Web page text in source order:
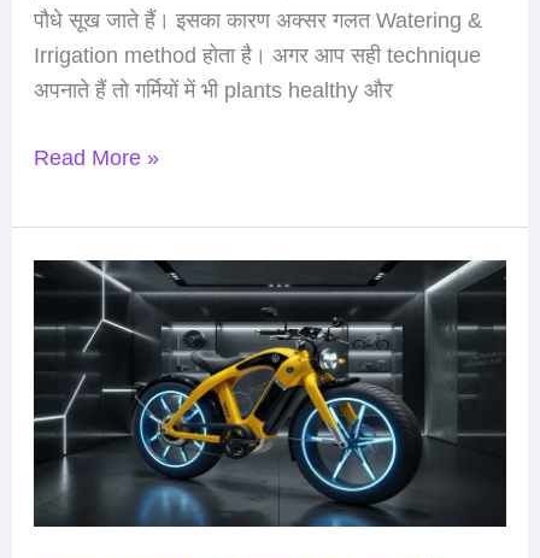
पौधे सूख जाते हैं। इसका कारण अक्सर गलत Watering &
Irrigation method होता है। अगर आप सही technique
अपनाते हैं तो गर्मियों में भी plants healthy और
Read More »
Yamaha
Cycle:
College
और
Office
Ride
के